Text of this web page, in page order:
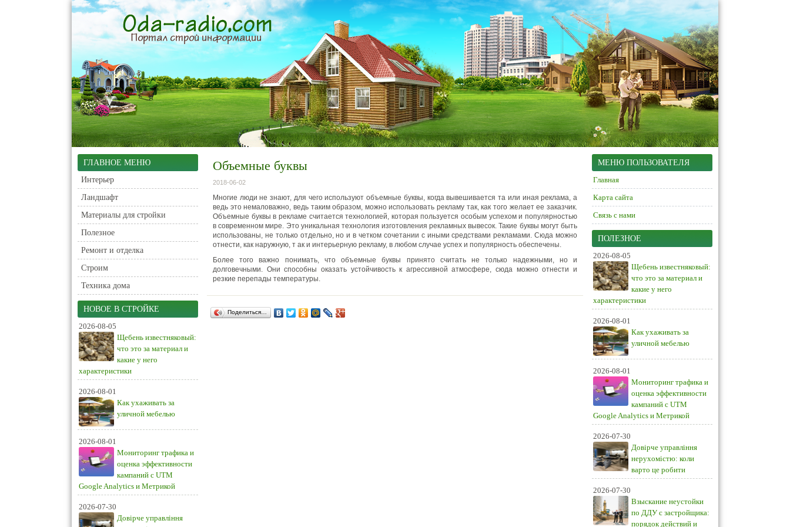
ГЛАВНОЕ МЕНЮ
Интерьер
Ландшафт
Материалы для стройки
Полезное
Ремонт и отделка
Строим
Техника дома
НОВОЕ В СТРОЙКЕ
2026-08-05
Щебень известняковый:
что это за материал и
какие у него
характеристики
2026-08-01
Как ухаживать за
уличной мебелью
2026-08-01
Мониторинг трафика и
оценка эффективности
кампаний с UTM
Google Analytics и Метрикой
2026-07-30
Довірче управління
Объемные буквы
2018-06-02
Многие люди не знают, для чего используют объемные буквы, когда вывешивается та или иная реклама, а
ведь это немаловажно, ведь таким образом, можно использовать рекламу так, как того желает ее заказчик.
Объемные буквы в рекламе считается технологией, которая пользуется особым успехом и популярностью
в современном мире. Это уникальная технология изготовления рекламных вывесок. Такие буквы могут быть
использованы, не только отдельно, но и в четком сочетании с иными средствами рекламами. Сюда можно
отнести, как наружную, т ак и интерьерную рекламу, в любом случае успех и популярность обеспечены.
Более того важно понимать, что объемные буквы принято считать не только надежными, но и
долговечными. Они способны оказать устойчивость к агрессивной атмосфере, сюда можно отнести и
резкие перепады температуры.
Поделиться…
МЕНЮ ПОЛЬЗОВАТЕЛЯ
Главная
Карта сайта
Связь с нами
ПОЛЕЗНОЕ
2026-08-05
Щебень известняковый:
что это за материал и
какие у него
характеристики
2026-08-01
Как ухаживать за
уличной мебелью
2026-08-01
Мониторинг трафика и
оценка эффективности
кампаний с UTM
Google Analytics и Метрикой
2026-07-30
Довірче управління
нерухомістю: коли
варто це робити
2026-07-30
Взыскание неустойки
по ДДУ с застройщика:
порядок действий и